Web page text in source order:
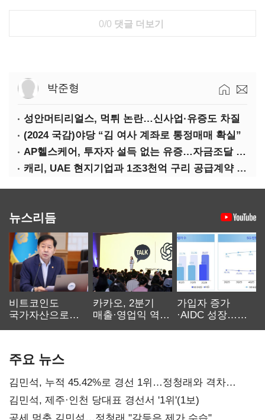
0/0 댓글 더보기
박준형
성안머티리얼스, 먹튀 논란…신사업·유증도 차질
(2024 국감)야당 “김 여사 계좌로 통정매매 확실”
AP헬스케어, 투자자 설득 없는 유증…자금조달 ‘빨간불’
캐리, UAE 현지기업과 1조3천억 구리 공급계약 체결
뉴스리듬
비트코인도
국가자산으로…'
카카오, 2분기
매출·영업익 역대
가입자 증가
·AIDC 성장…
주요 뉴스
김민석, 누적 45.42%로 경선 1위…정청래와 격차
0.86%p(2보)
김민석, 제주·인천 당대표 경선서 '1위'(1보)